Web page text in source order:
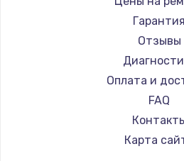
АОС
Ardor
iru
Titan
Dahua
Гарантия
Отзывы
Оплата и
FAQ
Карта